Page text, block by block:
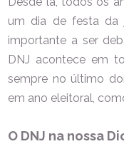
um dia de festa da
importante a ser
DNJ acontece em
sempre no último
em ano eleitoral,
O DNJ na nossa